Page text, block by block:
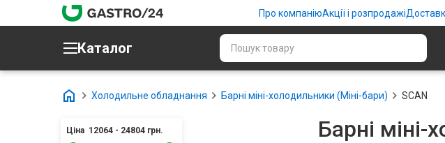
Про компаніюАкції і розпродажі
Каталог
Холодильне обладнання Барні міні-холодильники (Міні-бари) SCAN
Ціна 12064 - 24804 грн. Барні міні-